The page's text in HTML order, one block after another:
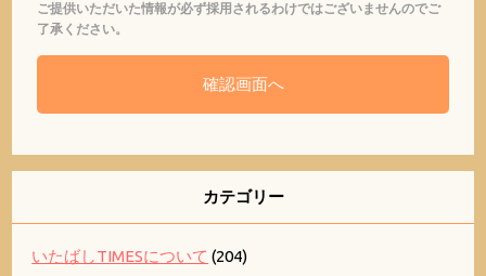
ご提供いただいた情報が必ず採用されるわけではございませんのでご
了承ください。
カテゴリー
いたばしTIMESについて (204)